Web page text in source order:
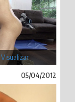
Visualizar
05/04/2012